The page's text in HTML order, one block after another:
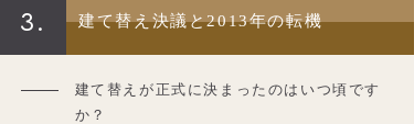
3. 建て替え決議と2013年の転機
建て替えが正式に決まったのはいつ頃です
か？